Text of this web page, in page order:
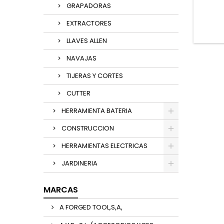
GRAPADORAS
EXTRACTORES
LLAVES ALLEN
NAVAJAS
TIJERAS Y CORTES
CUTTER
HERRAMIENTA BATERIA
CONSTRUCCION
HERRAMIENTAS ELECTRICAS
JARDINERIA
MARCAS
A FORGED TOOL,S,A,